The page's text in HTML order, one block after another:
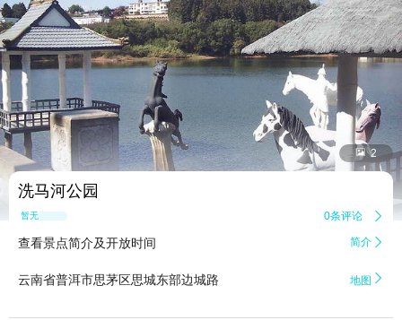
 2
洗马河公园
暂无点评 0条评论 
查看景点简介及开放时间 简介 
云南省普洱市思茅区思城东部边城路 地图 
